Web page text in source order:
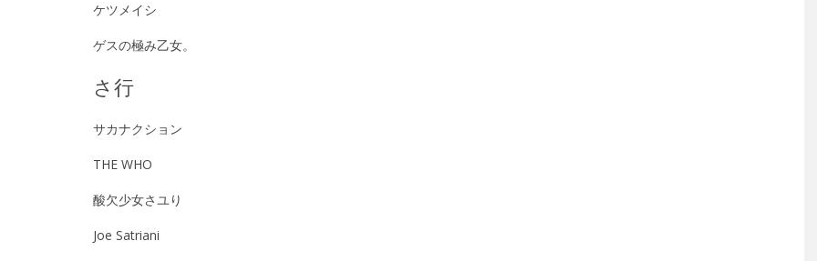
ケツメイシ
ゲスの極み乙女。
さ行
サカナクション
THE WHO
酸欠少女さユり
Joe Satriani